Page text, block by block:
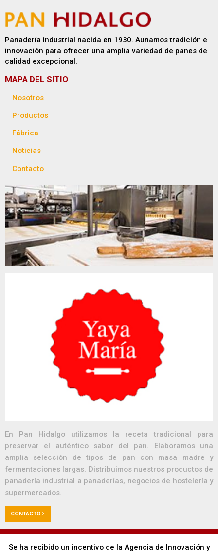
Panadería industrial nacida en 1930. Aunamos tradición e
innovación para ofrecer una amplia variedad de panes de
calidad excepcional.
MAPA DEL SITIO
Nosotros
Productos
Fábrica
Noticias
Contacto
En Pan Hidalgo utilizamos la receta tradicional para
preservar el auténtico sabor del pan. Elaboramos una
amplia selección de tipos de pan con masa madre y
fermentaciones largas. Distribuimos nuestros productos de
panadería industrial a panaderías, negocios de hostelería y
supermercados.
CONTACTO
Se ha recibido un incentivo de la Agencia de Innovación y